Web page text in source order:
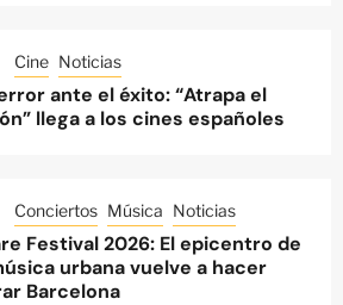
Cine Noticias
ante el éxito: “Atrapa el
llega a los cines españoles
Conciertos Música Noticias
Festival 2026: El epicentro de
urbana vuelve a hacer
Barcelona